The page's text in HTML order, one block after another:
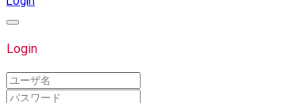
Login